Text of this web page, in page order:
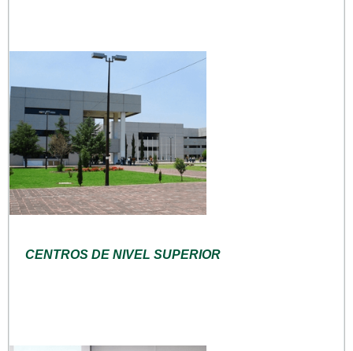
CENTROS DE NIVEL SUPERIOR